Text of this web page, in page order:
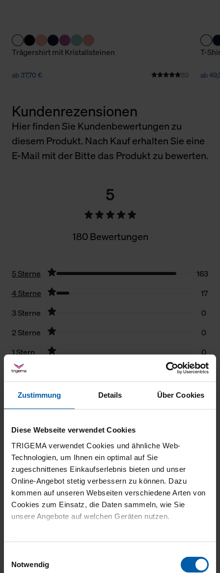
Zustimmung Details Über Cookies
Diese Webseite verwendet Cookies
TRIGEMA verwendet Cookies und ähnliche Web-
Technologien, um Ihnen ein optimal auf Sie
zugeschnittenes Einkaufserlebnis bieten und unser
Online-Angebot stetig verbessern zu können. Dazu
kommen auf unseren Webseiten verschiedene Arten von
Cookies zum Einsatz, die Daten sammeln, wie Sie
unsere Angebote auf welchen Geräten nutzen.
Technisch erforderliche Cookies sind eine notwendige
grundlegende Funktionen wie etwa zur Auswahl und
Notwendig
Trägershirt mit Kristallsteinen
ab 37,70 € 89
T-
ab
Kundenrezensionen
Hier finden Sie Kundenbewertungen zu
diesem Produkt. Nach Kauf erhalten Sie eine
E-Mail mit der Bitte das Produkt zu bewerten.
5
180 Bewertungen
5 Sterne
163
4 Sterne
17
3 Sterne
0
2 Sterne
0
1 Stern
0
Filter zurücksetzen
11.07.2026
Tolle Passform, super Qualität
01.07.2026
5